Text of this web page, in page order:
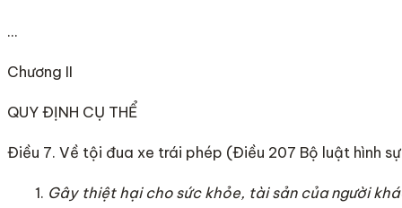
…
Chương II
QUY ĐỊNH CỤ THỂ
Điều 7. Về tội đua xe trái phép (Điều 207 Bộ luật hình
Gây thiệt hại cho sức khỏe, tài sản của người